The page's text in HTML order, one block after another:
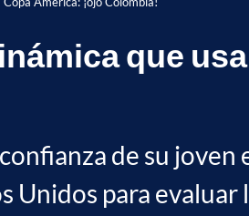
que
de su
para evaluar